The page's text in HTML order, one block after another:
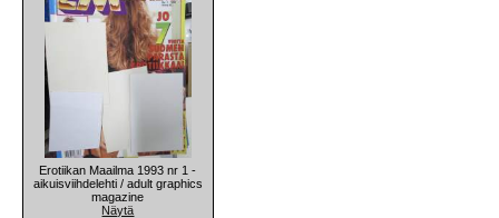
Erotiikan Maailma 1993 nr 1 -
aikuisviihdelehti / adult graphics
magazine
Näytä